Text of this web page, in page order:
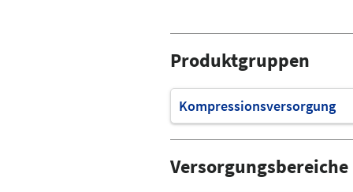
Produktgruppen
Kompressionsversorgung
Versorgungsbereiche